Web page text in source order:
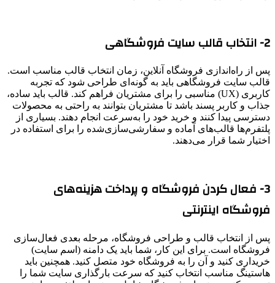
2- انتخاب قالب سایت فروشگاهی
پس از راه‌اندازی فروشگاه آنلاین، زمان انتخاب قالب مناسب است.
قالب سایت فروشگاهی باید به گونه‌ای طراحی شود که تجربه
کاربری (UX) مناسبی را برای مشتریان فراهم کند. قالب باید ساده،
جذاب و کاربر پسند باشد تا مشتریان بتوانند به راحتی به محصولات
دسترسی پیدا کنند و خرید خود را به‌سرعت انجام دهند. بسیاری از
پلتفرم‌ها قالب‌های آماده و سفارشی‌سازی‌شده را برای استفاده در
اختیار شما قرار می‌دهند.
3- فعال کردن فروشگاه و پرداخت هزینه‌های
فروشگاه اینترنتی
پس از انتخاب قالب و طراحی فروشگاه، مرحله بعدی فعال‌سازی
فروشگاه است. برای این کار، شما باید یک دامنه (اسم سایت)
خریداری کنید و آن را به فروشگاه خود متصل کنید. همچنین باید
هاستینگ مناسب انتخاب کنید که سرعت بارگذاری سایت شما را